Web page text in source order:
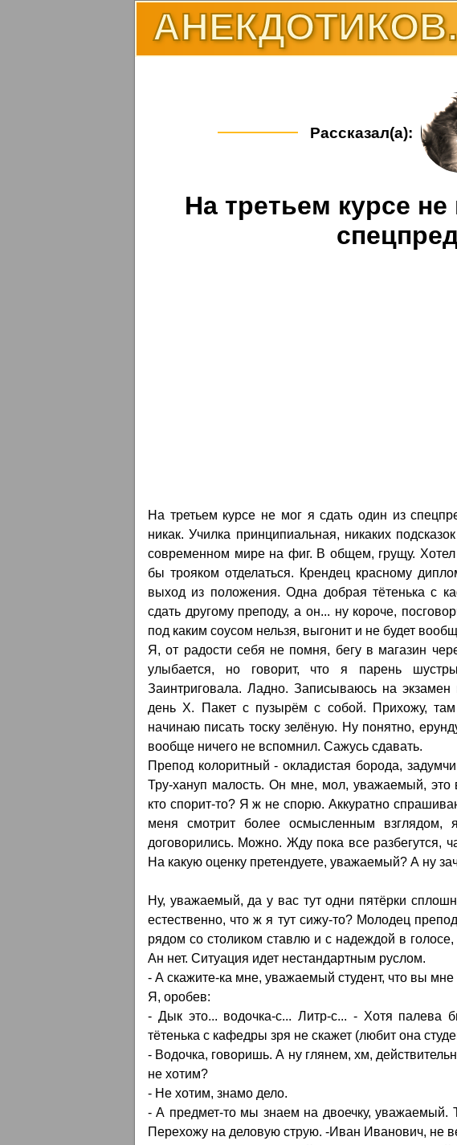
Рассказал(а):
На третьем курсе
На третьем курсе не мог я сдать один из
никак. Училка принципиальная, никаких
современном мире на фиг. В общем, грущу. Хотел
бы трояком отделаться. Крендец красному
выход из положения. Одна добрая тётенька с
сдать другому преподу, а он... ну короче,
под каким соусом нельзя, выгонит и не будет
Я, от радости себя не помня, бегу в магазин
улыбается, но говорит, что я парень
Заинтриговала. Ладно. Записываюсь на
день X. Пакет с пузырём с собой. Прихожу,
начинаю писать тоску зелёную. Ну понятно,
вообще ничего не вспомнил. Сажусь сдавать.
Препод колоритный - окладистая борода,
Тру-хануп малость. Он мне, мол, уважаемый,
кто спорит-то? Я ж не спорю. Аккуратно
меня смотрит более осмысленным
договорились. Можно. Жду пока все разбегутся,
На какую оценку претендуете, уважаемый? А ну
Ну, уважаемый, да у вас тут одни пятёрки
естественно, что ж я тут сижу-то? Молодец
рядом со столиком ставлю и с надеждой в
Ан нет. Ситуация идет нестандартным руслом.
- А скажите-ка мне, уважаемый студент, что вы мне
Я, оробев:
- Дык это... водочка-с... Литр-с... - Хотя
тётенька с кафедры зря не скажет (любит она
- Водочка, говоришь. А ну глянем, хм,
не хотим?
- Не хотим, знамо дело.
- А предмет-то мы знаем на двоечку,
Перехожу на деловую струю. -Иван Иванович, не